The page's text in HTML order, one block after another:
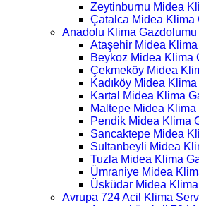
Zeytinburnu Midea
Çatalca Midea Klima
Anadolu Klima Gazdolumu
Ataşehir Midea
Beykoz Midea Klima
Çekmeköy Midea
Kadıköy Midea
Kartal Midea Klima
Maltepe Midea
Pendik Midea Klima
Sancaktepe Midea
Sultanbeyli Midea
Tuzla Midea Klima
Ümraniye Midea
Üsküdar Midea
Avrupa 724 Acil Klima